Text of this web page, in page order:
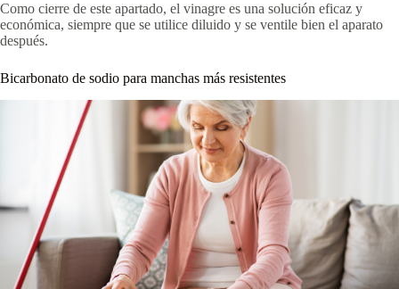
Como cierre de este apartado, el vinagre es una solución eficaz y
económica, siempre que se utilice diluido y se ventile bien el aparato
después.
Bicarbonato de sodio para manchas más resistentes